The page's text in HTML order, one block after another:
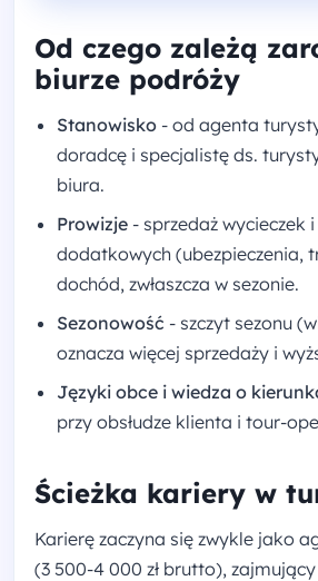
Od czego zależą
biurze podróży
Stanowisko - od agenta
doradcę i specjalistę ds.
biura.
Prowizje - sprzedaż wycieczek i
dodatkowych (ubezpieczenia,
dochód, zwłaszcza w sezonie.
Sezonowość - szczyt sezonu
oznacza więcej sprzedaży i
Języki obce i wiedza o
przy obsłudze klienta i tour-
Ścieżka kariery w
Karierę zaczyna się zwykle jako
(3 500-4 000 zł brutto),